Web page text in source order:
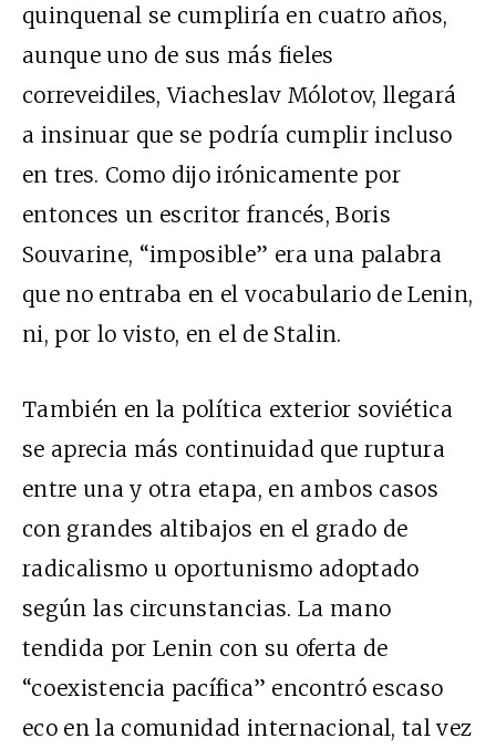
quinquenal se cumpliría en cuatro años,
aunque uno de sus más fieles
correveidiles, Viacheslav Mólotov, llegará
a insinuar que se podría cumplir incluso
en tres. Como dijo irónicamente por
entonces un escritor francés, Boris
Souvarine, “imposible” era una palabra
que no entraba en el vocabulario de Lenin,
ni, por lo visto, en el de Stalin.
También en la política exterior soviética
se aprecia más continuidad que ruptura
entre una y otra etapa, en ambos casos
con grandes altibajos en el grado de
radicalismo u oportunismo adoptado
según las circunstancias. La mano
tendida por Lenin con su oferta de
“coexistencia pacífica” encontró escaso
eco en la comunidad internacional, tal vez